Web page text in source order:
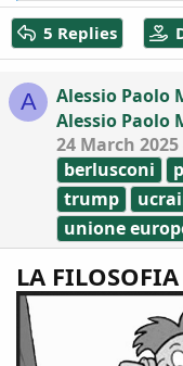
a
c
t
o
5 Replies
A
Alessio Paolo
Alessio Paolo
24 March 2025
berlusconi
trump
unione
LA